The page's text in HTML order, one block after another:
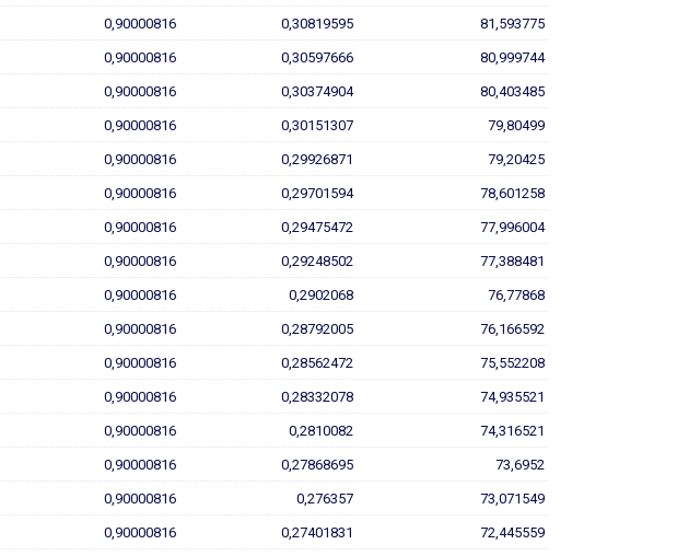
0,90000816 0,30819595 81,593775
0,90000816 0,30597666 80,999744
0,90000816 0,30374904 80,403485
0,90000816 0,30151307 79,80499
0,90000816 0,29926871 79,20425
0,90000816 0,29701594 78,601258
0,90000816 0,29475472 77,996004
0,90000816 0,29248502 77,388481
0,90000816 0,2902068 76,77868
0,90000816 0,28792005 76,166592
0,90000816 0,28562472 75,552208
0,90000816 0,28332078 74,935521
0,90000816 0,2810082 74,316521
0,90000816 0,27868695 73,6952
0,90000816 0,276357 73,071549
0,90000816 0,27401831 72,445559